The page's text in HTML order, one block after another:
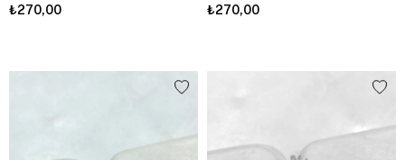
₺270,00 ₺270,00